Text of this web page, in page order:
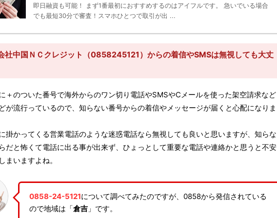
即日融資も可能！ まず1番最初におすすめするのはアイフルです。 急いでいる場合
でも最短30分で審査！スマホひとつで取引が出 ...
社中国ＮＣクレジット（0858245121）からの着信やSMSは無視しても大丈
＋のついた番号で海外からのワン切り電話やSMSやCメールを使った架空請求など
が流行っているので、知らない番号からの着信やメッセージが届くと心配になりま
掛かってくる営業電話のような迷惑電話なら無視しても良いと思いますが、知らな
だと怖くて電話に出る事が出来ず、ひょっとして重要な電話や連絡かと思うと不安
まいますよね。
0858-24-5121について調べてみたのですが、0858から発信されている
ので地域は「倉吉 」です。